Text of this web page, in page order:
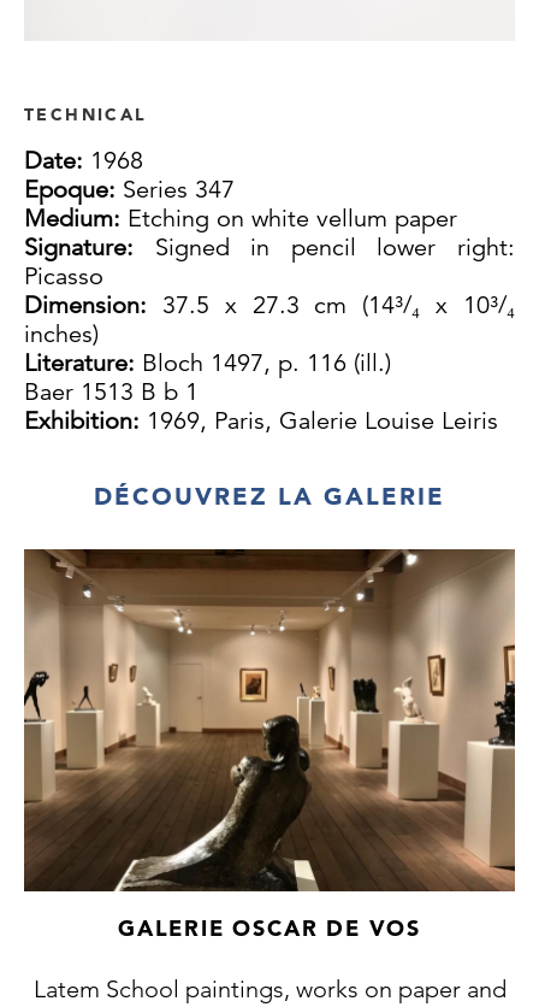
TECHNICAL
Date: 1968
Epoque: Series 347
Medium: Etching on white vellum paper
Signature: Signed in pencil lower right:
Picasso
Dimension: 37.5 x 27.3 cm (14³/₄ x 10³/₄
inches)
Literature: Bloch 1497, p. 116 (ill.)
Baer 1513 B b 1
Exhibition: 1969, Paris, Galerie Louise Leiris
DÉCOUVREZ LA GALERIE
GALERIE OSCAR DE VOS
Latem School paintings, works on paper and